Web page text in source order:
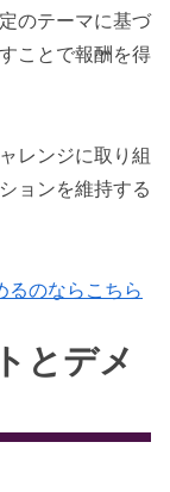
のテーマに基づ
ことで報酬を得
レンジに取り組
ョンを維持する
るのならこちら
とデメ